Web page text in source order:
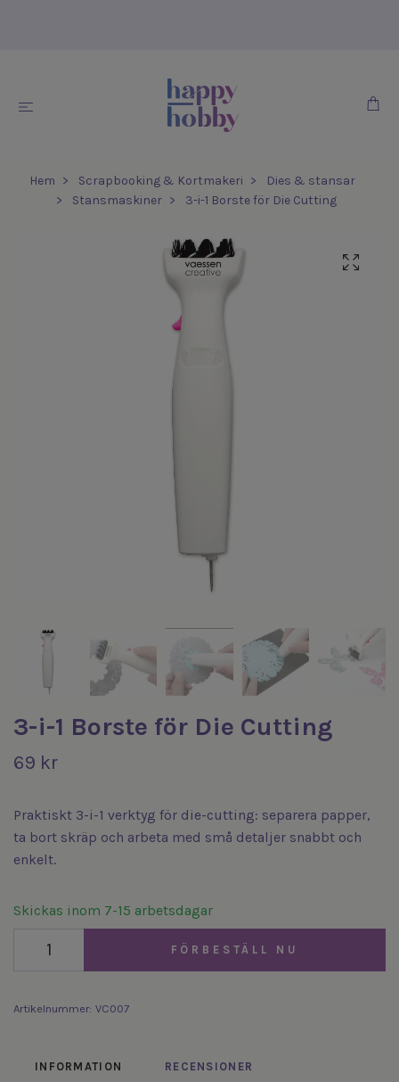
Hem Scrapbooking & Kortmakeri
Dies & stansar
Stansmaskiner
3-i-1 Borste för Die Cutting
3-i-1 Borste för Die Cutting
69 kr
Praktiskt 3-i-1 verktyg för die-cutting: separera papper,
ta bort skräp och arbeta med små detaljer snabbt och
enkelt.
Skickas inom 7-15 arbetsdagar
FÖRBESTÄLL NU
Artikelnummer: VC007
INFORMATION RECENSIONER